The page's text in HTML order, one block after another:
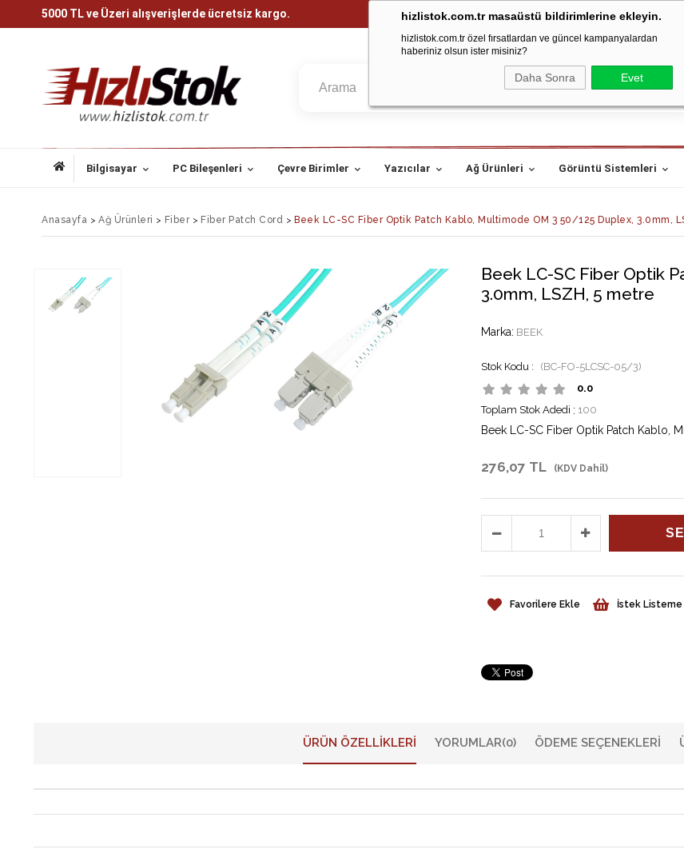
hizlistok.com.tr masaüstü bildirimlerine ekleyin.
hizlistok.com.tr özel fırsatlardan ve güncel kampanyalardan
haberiniz olsun ister misiniz?
Daha Sonra Evet
5000 TL ve Üzeri alışverişlerde ücretsiz kargo.
Bilgisayar PC Bileşenleri Çevre Birimler Yazıcılar Ağ Ürünleri Görüntü Sistemleri
Anasayfa > Ağ Ürünleri > Fiber> Fiber Patch Cord > Beek LC-SC Fiber Optik Patch Kablo, Multimode OM 3 50/125 Duplex, 3.0mm,
Marka: BEEK
Beek LC-SC Fiber Optik
3.0mm, LSZH, 5 metre
(BC-FO-5LCSC-05/3)
0.0
Toplam Stok Adedi : 100
Beek LC-SC Fiber Optik Patch Kablo,
276,07 TL (KDV Dahil)
Favorilere Ekle İstek Listeme
ÜRÜN ÖZELLIKLERI YORUMLAR(0) ÖDEME SEÇENEKLERI